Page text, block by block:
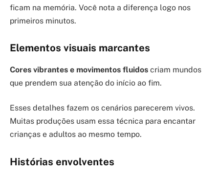
ficam na memória. Você nota a diferença logo nos
primeiros minutos.
Elementos visuais marcantes
Cores vibrantes e movimentos fluidos criam mundos
que prendem sua atenção do início ao fim.
Esses detalhes fazem os cenários parecerem vivos.
Muitas produções usam essa técnica para encantar
crianças e adultos ao mesmo tempo.
Histórias envolventes